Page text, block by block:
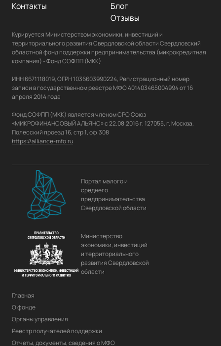
Блог
Контакты
Отзывы
Курируется Министерством экономики, инвестиций и
территориального развития Свердловской области Свердловский
областной фонд поддержки предпринимательства (микрокредитная
компания) - Фонд СОФПП (МКК)
ИНН 6671118019, ОГРН 1036603990224, Регистрационный номер
записи в государственном реестре МФО 401403465004994 от 16
апреля 2014 года
Фонд СОФПП (МКК) является членом СРО Союз
«МИКРОФИНАНСОВЫЙ АЛЬЯНС» с 22.08.2016 г. 127055, г. Москва,
https://alliance-mfo.ru
Портал малого и
среднего
предпринимательства
Свердловской области
Министерство
экономики, инвестиций
и территориального
развития Свердловской
области
Главная
О фонде
Органы управления
Реестр получателей поддержки
Отчеты, документы, сведения о МФО